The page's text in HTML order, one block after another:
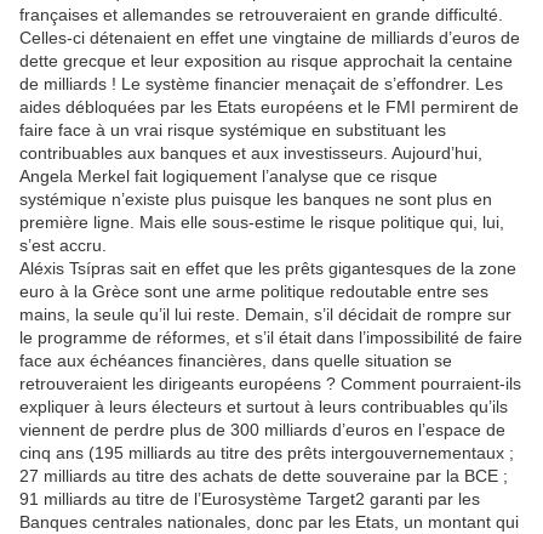
françaises et allemandes se retrouveraient en grande difficulté.
Celles-ci détenaient en effet une vingtaine de milliards d’euros de
dette grecque et leur exposition au risque approchait la centaine
de milliards ! Le système financier menaçait de s’effondrer. Les
aides débloquées par les Etats européens et le FMI permirent de
faire face à un vrai risque systémique en substituant les
contribuables aux banques et aux investisseurs. Aujourd’hui,
Angela Merkel fait logiquement l’analyse que ce risque
systémique n’existe plus puisque les banques ne sont plus en
première ligne. Mais elle sous-estime le risque politique qui, lui,
s’est accru.
Aléxis Tsípras sait en effet que les prêts gigantesques de la zone
euro à la Grèce sont une arme politique redoutable entre ses
mains, la seule qu’il lui reste. Demain, s’il décidait de rompre sur
le programme de réformes, et s’il était dans l’impossibilité de faire
face aux échéances financières, dans quelle situation se
retrouveraient les dirigeants européens ? Comment pourraient-ils
expliquer à leurs électeurs et surtout à leurs contribuables qu’ils
viennent de perdre plus de 300 milliards d’euros en l’espace de
cinq ans (195 milliards au titre des prêts intergouvernementaux ;
27 milliards au titre des achats de dette souveraine par la BCE ;
91 milliards au titre de l’Eurosystème Target2 garanti par les
Banques centrales nationales, donc par les Etats, un montant qui